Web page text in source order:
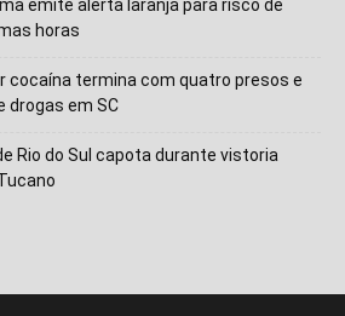
emite alerta laranja para risco de
horas
cocaína termina com quatro presos e
drogas em SC
Rio do Sul capota durante vistoria